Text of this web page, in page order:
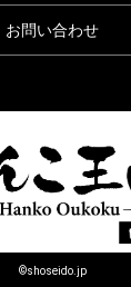
お問い合わせ
©shoseido.jp